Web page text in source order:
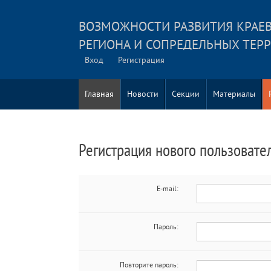
ВОЗМОЖНОСТИ РАЗВИТИЯ
РЕГИОНА И СОПРЕДЕЛЬНЫХ
Вход Регистрация
Главная Новости Секции Материалы
Регистрация нового
E-mail:
Пароль:
Повторите пароль: